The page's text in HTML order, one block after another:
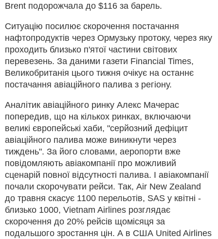
Brent подорожчала до $116 за барель.
Ситуацію посилює скорочення постачання
нафтопродуктів через Ормузьку протоку, через яку
проходить близько п'ятої частини світових
перевезень. За даними газети Financial Times,
Великобританія цього тижня очікує на останнє
постачання авіаційного палива з регіону.
Аналітик авіаційного ринку Алекс Мачерас
попередив, що на кількох ринках, включаючи
великі європейські хаби, "серйозний дефіцит
авіаційного палива може виникнути через
тиждень". За його словами, аеропорти вже
повідомляють авіакомпанії про можливий
сценарій повної відсутності палива. І авіакомпанії
почали скорочувати рейси. Так, Air New Zealand
до травня скасує 1100 перельотів, SAS у квітні -
близько 1000, Vietnam Airlines розглядає
скорочення до 20% рейсів щомісяця за
подальшого зростання цін. А в США United Airlines